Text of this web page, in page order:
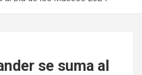
se suma al